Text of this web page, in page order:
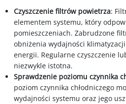
Czyszczenie filtrów powietrza:
elementem systemu, który
pomieszczeniach. Zabrudzone
obniżenia wydajności
energii. Regularne czyszczenie
niezwykle istotna.
Sprawdzenie poziomu czynnika
poziom czynnika chłodniczego
wydajności systemu oraz jego